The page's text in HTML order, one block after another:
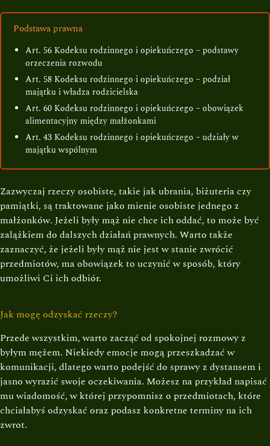
Podstawa prawna
Art. 56 Kodeksu rodzinnego i opiekuńczego – podstawy
orzeczenia rozwodu
Art. 58 Kodeksu rodzinnego i opiekuńczego – podział
majątku i władza rodzicielska
Art. 60 Kodeksu rodzinnego i opiekuńczego – obowiązek
alimentacyjny między małżonkami
Art. 43 Kodeksu rodzinnego i opiekuńczego – udziały w
majątku wspólnym
Zazwyczaj rzeczy osobiste, takie jak ubrania, biżuteria czy
pamiątki, są traktowane jako mienie osobiste jednego z
małżonków. Jeżeli były mąż nie chce ich oddać, to może być
zalążkiem do dalszych działań prawnych. Warto także
zaznaczyć, że jeżeli były mąż nie jest w stanie zwrócić
przedmiotów, ma obowiązek to uczynić w sposób, który
umożliwi Ci ich odbiór.
Jak mogę odzyskać rzeczy?
Przede wszystkim, warto zacząć od spokojnej rozmowy z
byłym mężem. Niekiedy emocje mogą przeszkadzać w
komunikacji, dlatego warto podejść do sprawy z dystansem i
jasno wyrazić swoje oczekiwania. Możesz na przykład napisać
mu wiadomość, w której przypomnisz o przedmiotach, które
chciałabyś odzyskać oraz podasz konkretne terminy na ich
zwrot.